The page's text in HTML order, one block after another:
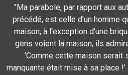
"Ma parabole, par rapport aux
précédé, est celle d'un homme
maison, à l'exception d'une
gens voient la maison, ils
'Comme cette maison serait
manquante était mise à sa place